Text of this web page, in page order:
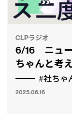
CLPラジオ
6/16 ニュー
ちゃんと考
#社ちゃ
2025.06.16